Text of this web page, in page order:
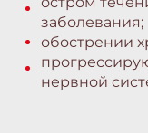
заболевания;
обострении
нервной